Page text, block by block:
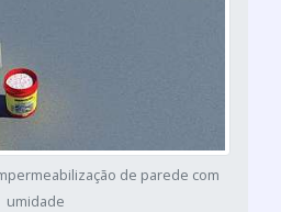
de parede com
umidade